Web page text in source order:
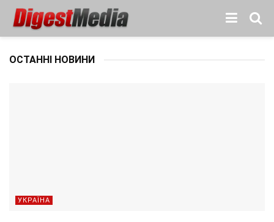
ОСТАННІ НОВИНИ
УКРАЇНА